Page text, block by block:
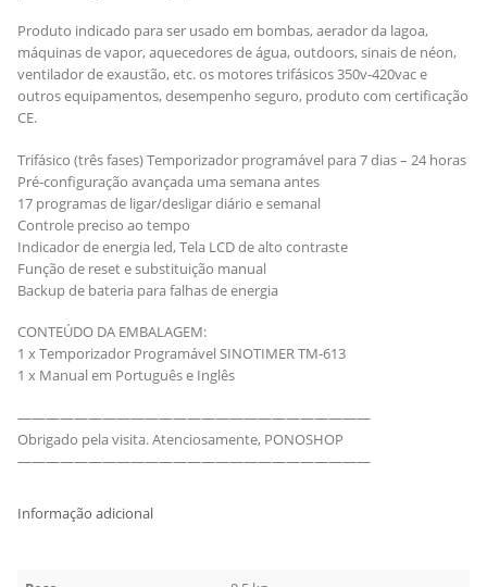
Produto indicado para ser usado em bombas, aerador da lagoa,
máquinas de vapor, aquecedores de água, outdoors, sinais de néon,
ventilador de exaustão, etc. os motores trifásicos 350v-420vac e
outros equipamentos, desempenho seguro, produto com certificação
CE.
Trifásico (três fases) Temporizador programável para 7 dias – 24 horas
Pré-configuração avançada uma semana antes
17 programas de ligar/desligar diário e semanal
Controle preciso ao tempo
Indicador de energia led, Tela LCD de alto contraste
Função de reset e substituição manual
Backup de bateria para falhas de energia
CONTEÚDO DA EMBALAGEM:
1 x Temporizador Programável SINOTIMER TM-613
1 x Manual em Português e Inglês
—————————————————————————
Obrigado pela visita. Atenciosamente, PONOSHOP
—————————————————————————
Informação adicional